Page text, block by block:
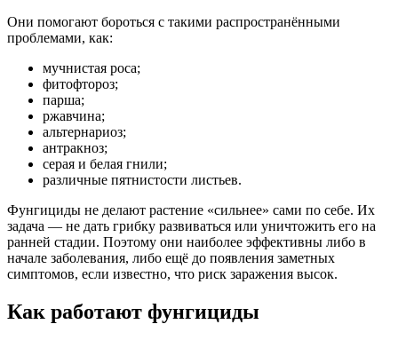
Они помогают бороться с такими распространёнными
проблемами, как:
мучнистая роса;
фитофтороз;
парша;
ржавчина;
альтернариоз;
антракноз;
серая и белая гнили;
различные пятнистости листьев.
Фунгициды не делают растение «сильнее» сами по себе. Их
задача — не дать грибку развиваться или уничтожить его на
ранней стадии. Поэтому они наиболее эффективны либо в
начале заболевания, либо ещё до появления заметных
симптомов, если известно, что риск заражения высок.
Как работают фунгициды